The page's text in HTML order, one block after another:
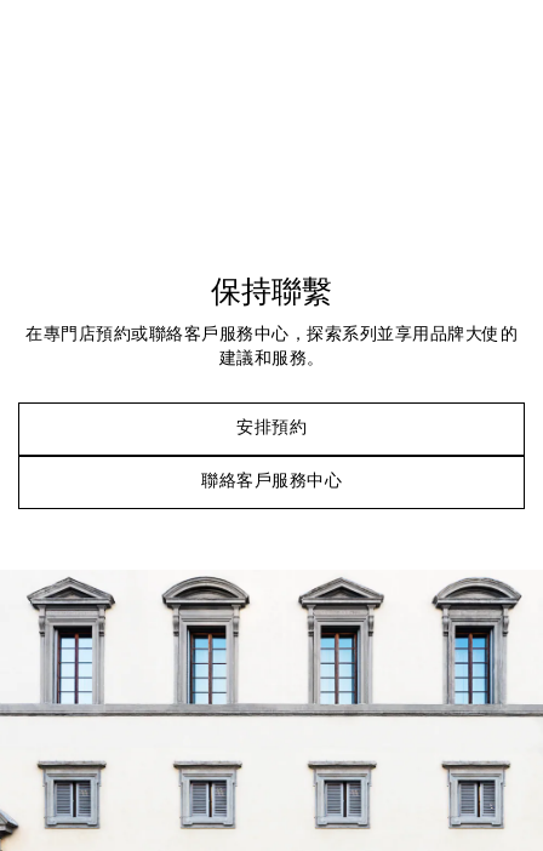
保持聯繫
在專門店預約或聯絡客戶服務中心，探索系列並享用品牌大使的
建議和服務。
安排預約
聯絡客戶服務中心